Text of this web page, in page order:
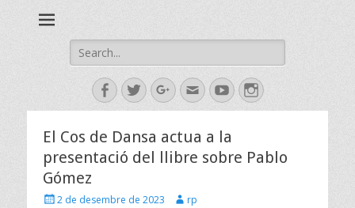
Search
for:
Facebook
TwitterGoogleplus
EmailYouTubeInstagram
El Cos de Dansa actua a la
presentació del llibre sobre Pablo
Gómez
Posted
2 de desembre de 2023 Author
rp